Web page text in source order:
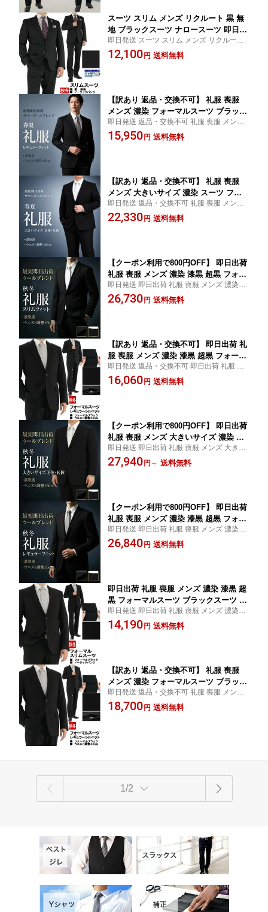
スーツ スリム メンズ リクルート 黒 無
地 ブラックスーツ ナロースーツ 即日出
荷 秋冬 春 ノータックパンツ 洗える 家
庭洗濯 パンツウォッシャブル 2RS964-1
即日発送 スーツ スリム メンズ リクルート
無地 お盆 秋冬先取り 背広 suit パンツ スラ
ックス ズボン 洗える ブラックスーツ ナロ
12,100 円 送料無料
【訳あり 返品・交換不可】 礼服 喪服
メンズ 濃染 フォーマルスーツ ブラック
スーツ 冠婚葬祭 サマー 夏 黒無地 ワン
タックパンツ アジャスター付き 1RR961
即日発送 返品・交換不可 礼服 喪服 メンズ
濃染 お盆 スーツ 背広 suit パンツ スラック
ス ズボン ストレッチ ゆったり フォーマル
15,950 円 送料無料
【訳あり 返品・交換不可】 礼服 喪服
メンズ 大きいサイズ 濃染 スーツ フォ
ーマル ブラックスーツ 冠婚葬祭 E体 K
体 シングル 男性 E体 K体 アジャスター
即日発送 返品・交換不可 礼服 喪服 メンズ
大きいサイズ お盆 スーツ 背広 suit ストレ
ッチ 濃染 フォーマル ブラックスーツ 冠婚
22,330 円 送料無料
【クーポン利用で800円OFF】 即日出荷
礼服 喪服 メンズ 濃染 漆黒 超黒 フォー
マルスーツ ブラックスーツ 冠婚葬祭 黒
無地 テンマンス 通年 秋冬 春 ノータッ
即日発送 即日出荷 礼服 喪服 メンズ 濃染 お
盆 秋冬先取り スーツ 背広 suit パンツ スラ
ックス【SIZE】 Y3 Y4 Y5 Y6 Y7 A4 A5 A6
26,730 円 送料無料
【訳あり 返品・交換不可】 即日出荷 礼
服 喪服 メンズ 濃染 漆黒 超黒 フォーマ
ルスーツ ブラックスーツ 冠婚葬祭 喪服
黒無地 テンマンス 通年 秋冬 春 ワンタ
即日発送 返品・交換不可 即日出荷 礼服 喪
服 メンズ お盆 秋冬先取り スーツ 背広 suit
パンツ スラックス ズボン ゆったり 濃染【S
16,060 円 送料無料
【クーポン利用で800円OFF】 即日出荷
礼服 喪服 メンズ 大きいサイズ 濃染 漆
黒 超黒 スーツ フォーマル ブラックス
ーツ 冠婚葬祭 喪服 E体 K体 シングル
即日発送 即日出荷 礼服 喪服 メンズ 大きい
サイズ お盆 秋冬先取り スーツ 背広 suit パ
ンツ スラックス ズボン ストレッチ ゆった
27,940 円 ～ 送料無料
【クーポン利用で800円OFF】 即日出荷
礼服 喪服 メンズ 濃染 漆黒 超黒 フォー
マルスーツ ブラックスーツ 冠婚葬祭 喪
服 黒無地 テンマンス 通年 秋冬 春 ワン
即日発送 即日出荷 礼服 喪服 メンズ 濃染 お
盆 秋冬先取り スーツ 背広 suit パンツ スラ
ックス 漆黒【SIZE】 A3 A4 A5 A6 A7 A8 A
26,840 円 送料無料
即日出荷 礼服 喪服 メンズ 濃染 漆黒 超
黒 フォーマルスーツ ブラックスーツ 冠
婚葬祭 喪服 黒無地 テンマンス 通年 秋
冬 春 ノータックパンツ スリム 2QR932-
即日発送 即日出荷 礼服 喪服 メンズ 濃染 漆
黒 お盆 秋冬先取り スーツ 背広 suit パンツ
スラックス ズボン ストレッチ 超黒【SIZ
14,190 円 送料無料
【訳あり 返品・交換不可】 礼服 喪服
メンズ 濃染 フォーマルスーツ ブラック
スーツ 冠婚葬祭 黒無地 テンマンス 通
年 秋冬 春 ワンタックパンツ アジャス
即日発送 返品・交換不可 礼服 喪服 メンズ
濃染 お盆 秋冬先取り スーツ 背広 suit パン
ツ スラックス ズボン ストレッチ ゆったり
18,700 円 送料無料
1/2